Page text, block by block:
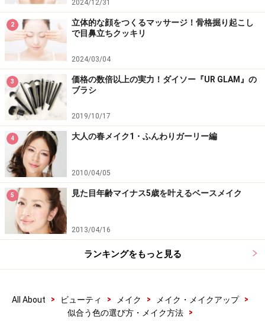
2024/12/31
2
立体的な顔をつくるマッサージ！骨格掘り起こし
で目鼻立ちクッキリ
2024/03/04
3
価格の数倍以上の実力！ダイソー『UR GLAM』の
ブラシ
2019/10/17
4 大人の春メイク1・ふんわりガーリー編
2010/04/05
5 見た目年齢マイナス5歳を叶えるベースメイク
2013/04/16
ランキングをもっと見る
All About > ビューティ > メイク > メイク・メイクアップ
>
似合う色の選び方・メイク方法
>